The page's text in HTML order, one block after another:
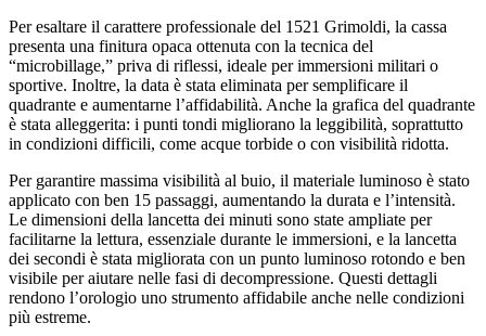
Per esaltare il carattere professionale del 1521 Grimoldi, la cassa
presenta una finitura opaca ottenuta con la tecnica del
“microbillage,” priva di riflessi, ideale per immersioni militari o
sportive. Inoltre, la data è stata eliminata per semplificare il
quadrante e aumentarne l’affidabilità. Anche la grafica del quadrante
è stata alleggerita: i punti tondi migliorano la leggibilità, soprattutto
in condizioni difficili, come acque torbide o con visibilità ridotta.
Per garantire massima visibilità al buio, il materiale luminoso è stato
applicato con ben 15 passaggi, aumentando la durata e l’intensità.
Le dimensioni della lancetta dei minuti sono state ampliate per
facilitarne la lettura, essenziale durante le immersioni, e la lancetta
dei secondi è stata migliorata con un punto luminoso rotondo e ben
visibile per aiutare nelle fasi di decompressione. Questi dettagli
rendono l’orologio uno strumento affidabile anche nelle condizioni
più estreme.